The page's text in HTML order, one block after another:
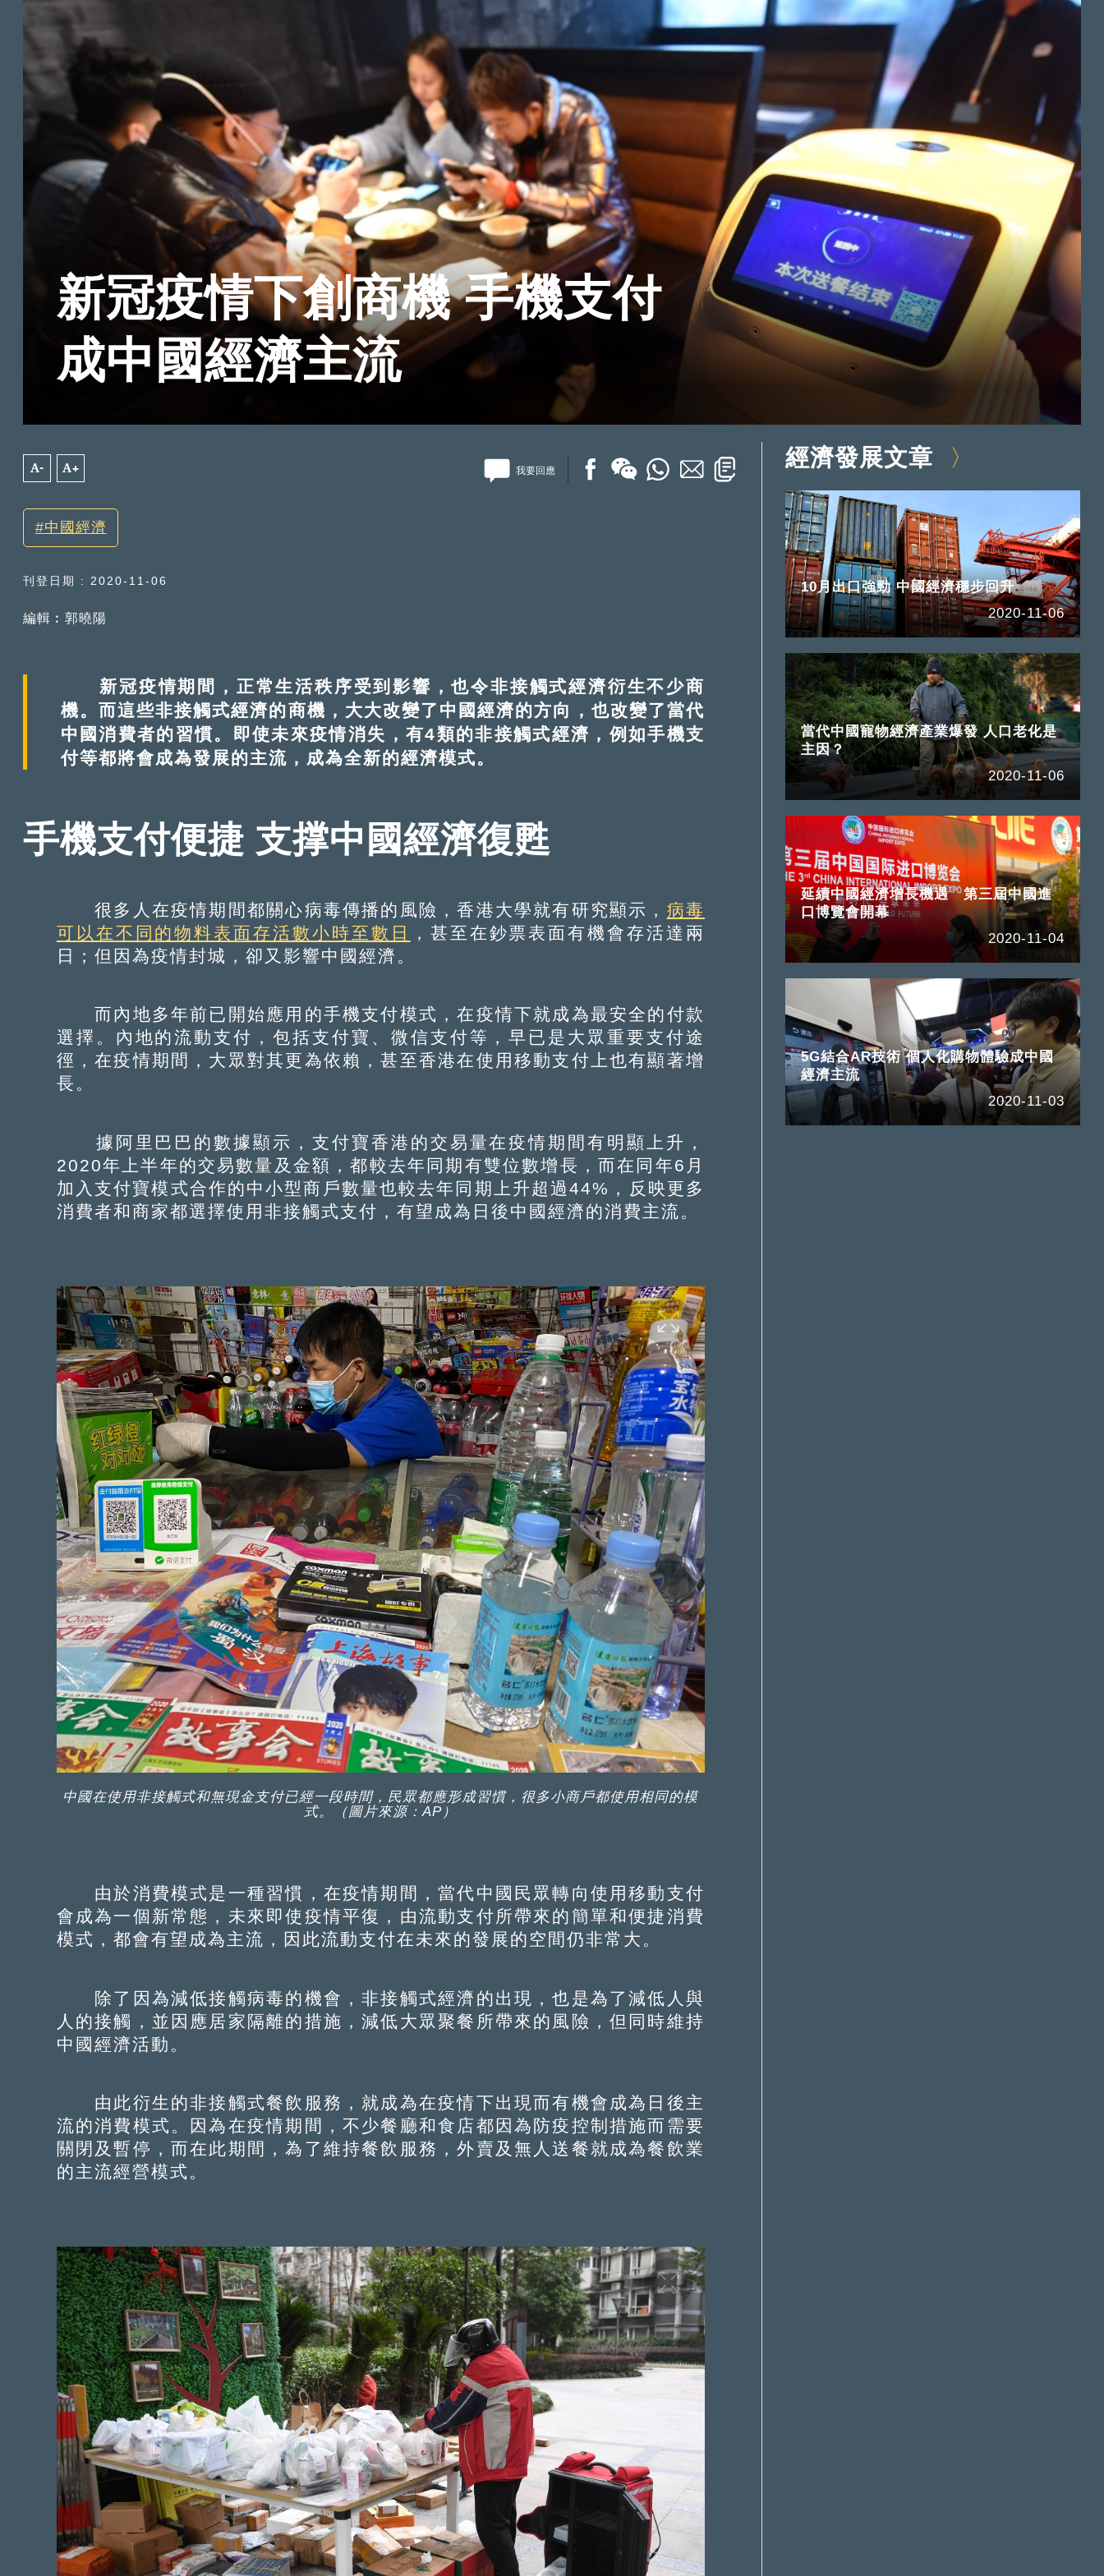
新冠疫情下創商機 手機支付
成中國經濟主流
A- A+ 我要回應
中國經濟
刊登日期 : 2020-11-06
編輯︰郭曉陽
新冠疫情期間，正常生活秩序受到影響，也令非接觸式經濟衍生不少商
機。而這些非接觸式經濟的商機，大大改變了中國經濟的方向，也改變了當代
中國消費者的習慣。即使未來疫情消失，有4類的非接觸式經濟，例如手機支
付等都將會成為發展的主流，成為全新的經濟模式。
手機支付便捷 支撑中國經濟復甦
很多人在疫情期間都關心病毒傳播的風險，香港大學就有研究顯示， 病毒
可以在不同的物料表面存活數小時至數日
，甚至在鈔票表面有機會存活達兩
日；但因為疫情封城，卻又影響中國經濟。
而內地多年前已開始應用的手機支付模式，在疫情下就成為最安全的付款
選擇。內地的流動支付，包括支付寶、微信支付等，早已是大眾重要支付途
徑，在疫情期間，大眾對其更為依賴，甚至香港在使用移動支付上也有顯著增
長。
據阿里巴巴的數據顯示，支付寶香港的交易量在疫情期間有明顯上升，
2020年上半年的交易數量及金額，都較去年同期有雙位數增長，而在同年6月
加入支付寶模式合作的中小型商戶數量也較去年同期上升超過44%，反映更多
消費者和商家都選擇使用非接觸式支付，有望成為日後中國經濟的消費主流。
中國在使用非接觸式和無現金支付已經一段時間，民眾都應形成習慣，很多小商戶都使用相同的模
式。（圖片來源：AP）
由於消費模式是一種習慣，在疫情期間，當代中國民眾轉向使用移動支付
會成為一個新常態，未來即使疫情平復，由流動支付所帶來的簡單和便捷消費
模式，都會有望成為主流，因此流動支付在未來的發展的空間仍非常大。
除了因為減低接觸病毒的機會，非接觸式經濟的出現，也是為了減低人與
人的接觸，並因應居家隔離的措施，減低大眾聚餐所帶來的風險，但同時維持
中國經濟活動。
由此衍生的非接觸式餐飲服務，就成為在疫情下出現而有機會成為日後主
流的消費模式。因為在疫情期間，不少餐廳和食店都因為防疫控制措施而需要
關閉及暫停，而在此期間，為了維持餐飲服務，外賣及無人送餐就成為餐飲業
的主流經營模式。
經濟發展文章
10月出口強勁 中國經濟穩步回升
2020-11-06
當代中國寵物經濟產業爆發 人口老化是
主因？
2020-11-06
延續中國經濟增長機遇 第三屆中國進
口博覽會開幕
2020-11-04
5G結合AR技術 個人化購物體驗成中國
經濟主流
2020-11-03